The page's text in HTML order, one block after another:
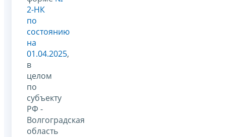
2-НК
по
состоянию
на
01.04.2025,
в
целом
по
субъекту
РФ -
Волгоградская
область